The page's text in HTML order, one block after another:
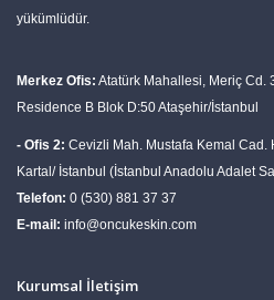
yükümlüdür.
Merkez Ofis: Atatürk Mahallesi, Meriç Cd.
Residence B Blok D:50 Ataşehir/İstanbul
- Ofis 2: Cevizli Mah. Mustafa Kemal Cad.
Kartal/ İstanbul (İstanbul Anadolu Adalet
Telefon: 0 (530) 881 37 37
E-mail: info@oncukeskin.com
Kurumsal İletişim